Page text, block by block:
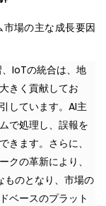
場の主な成長要因
IoTの統合は、地
きく貢献してお
しています。AI主
で処理し、誤報を
きます。さらに、
クの革新により、
ものとなり、市場の
ベースのプラット